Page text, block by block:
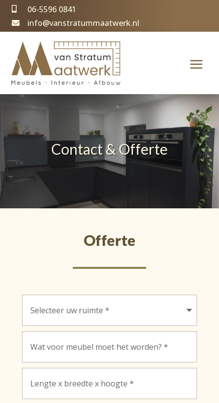
06-5596 0841
 info@vanstratummaatwerk.nl
Contact & Offerte
Offerte